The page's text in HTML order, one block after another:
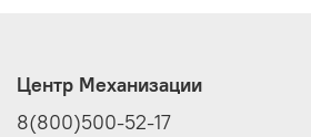
Центр Механизации
8(800)500-52-17